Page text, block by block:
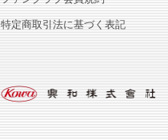
特定商取引法に基づく表記